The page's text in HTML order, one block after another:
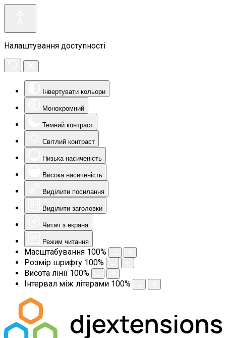
Налаштування доступності
Інвертувати кольори
Монохромний
Темний контраст
Світлий контраст
Низька насиченість
Висока насиченість
Виділити посилання
Виділити заголовки
Читач з екрана
Режим читання
Масштабування 100%
Розмір шрифту 100%
Висота лінії 100%
Інтервал між літерами 100%